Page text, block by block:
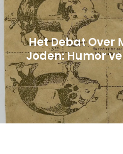
Het Debat Over
Joden: Humor